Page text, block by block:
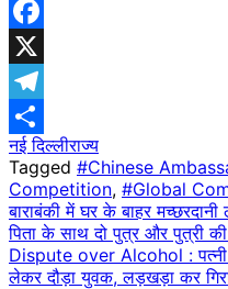
WhatsApp
Facebook
X
Telegram
Share
नई दिल्लीराज्य
Tagged #Chinese
Competition, #Global
Post
navigation
बाराबंकी में घर के बाहर
पिता के साथ दो पुत्र और पुत्री
Dispute over Alcohol : पत्नी
लेकर दौड़ा युवक, लड़खड़ा कर